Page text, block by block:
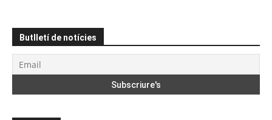
Butlletí de notícies